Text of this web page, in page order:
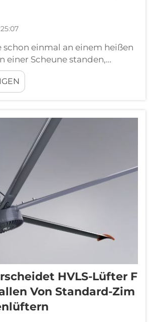
schon einmal an einem heißen
einer Scheune standen,
Gefühl, von all der
Hitze umgeben zu sein. Die Luft
es für Tiere und Menschen
Deckenventilatoren ins
HVLS-Lüfter F
Von Standard-Zim